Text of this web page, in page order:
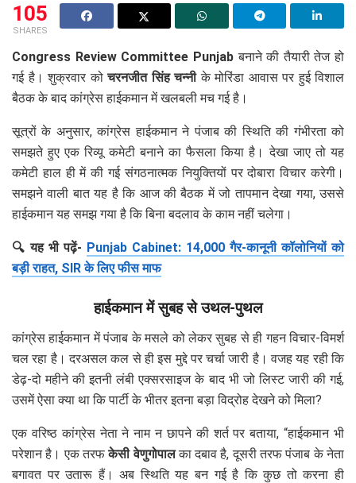
105
SHARES
Congress Review Committee Punjabबनाने की तैयारी तेज हो
गई है। शुक्रवार कोचरनजीत सिंह चन्नीके मोरिंडा आवास पर हुई विशाल
बैठक के बाद कांग्रेस हाईकमान में खलबली मच गई है।
सूत्रों के अनुसार, कांग्रेस हाईकमान ने पंजाब की स्थिति की गंभीरता को
समझते हुए एक रिव्यू कमेटी बनाने का फैसला किया है। देखा जाए तो यह
कमेटी हाल ही में की गई संगठनात्मक नियुक्तियों पर दोबारा विचार करेगी।
समझने वाली बात यह है कि आज की बैठक में जो तापमान देखा गया, उससे
हाईकमान यह समझ गया है कि बिना बदलाव के काम नहीं चलेगा।
🔍 यह भी पढ़ें- Punjab Cabinet: 14,000 गैर-कानूनी कॉलोनियों को
बड़ी राहत, SIR के लिए फीस माफ
हाईकमान में सुबह से उथल-पुथल
कांग्रेस हाईकमान में पंजाब के मसले को लेकर सुबह से ही गहन विचार-विमर्श
चल रहा है। दरअसल कल से ही इस मुद्दे पर चर्चा जारी है। वजह यह रही कि
डेढ़-दो महीने की इतनी लंबी एक्सरसाइज के बाद भी जो लिस्ट जारी की गई,
उसमें ऐसा क्या था कि पार्टी के भीतर इतना बड़ा विद्रोह देखने को मिला?
एक वरिष्ठ कांग्रेस नेता ने नाम न छापने की शर्त पर बताया, “हाईकमान भी
परेशान है। एक तरफकेसी वेणुगोपालका दबाव है, दूसरी तरफ पंजाब के नेता
बगावत पर उतारू हैं। अब स्थिति यह बन गई है कि कुछ तो करना ही